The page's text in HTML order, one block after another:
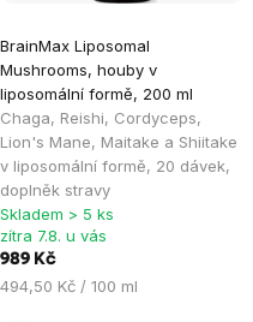
BrainMax Liposomal
Mushrooms, houby v
liposomální formě, 200 ml
Chaga, Reishi, Cordyceps,
Lion's Mane, Maitake a Shiitake
v liposomální formě, 20 dávek,
doplněk stravy
Skladem > 5 ks
zítra 7.8. u vás
989 Kč
Měrná
494,50 Kč / 100 ml